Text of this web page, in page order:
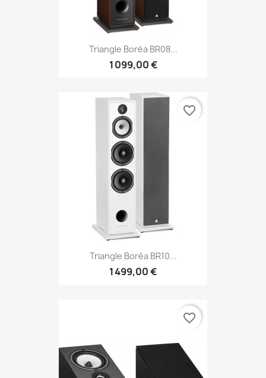
Triangle Boréa BR08...
1 099,00 €
Triangle Boréa BR10...
1 499,00 €
favorite_border
favorite_border